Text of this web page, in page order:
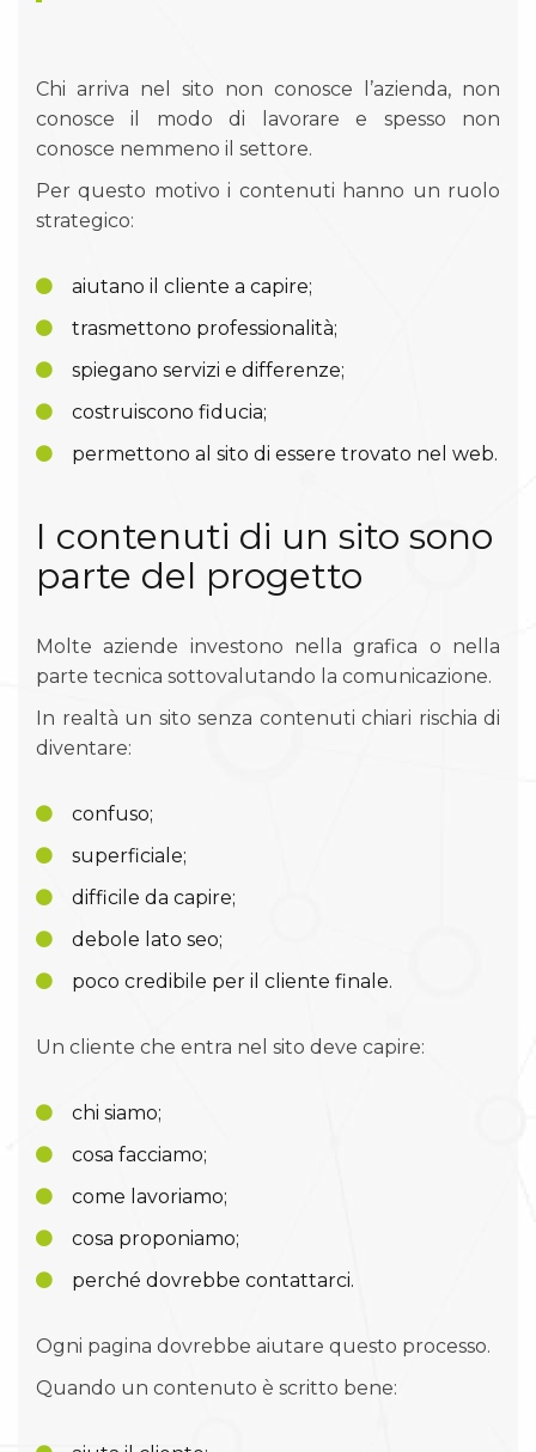
Chi arriva nel sito non conosce l’azienda, non
conosce il modo di lavorare e spesso non
conosce nemmeno il settore.
Per questo motivo i contenuti hanno un ruolo
strategico:
aiutano il cliente a capire;
trasmettono professionalità;
spiegano servizi e differenze;
costruiscono fiducia;
permettono al sito di essere trovato nel web.
I contenuti di un sito sono
parte del progetto
Molte aziende investono nella grafica o nella
parte tecnica sottovalutando la comunicazione.
In realtà un sito senza contenuti chiari rischia di
diventare:
confuso;
superficiale;
difficile da capire;
debole lato seo;
poco credibile per il cliente finale.
Un cliente che entra nel sito deve capire:
chi siamo;
cosa facciamo;
come lavoriamo;
cosa proponiamo;
perché dovrebbe contattarci.
Ogni pagina dovrebbe aiutare questo processo.
Quando un contenuto è scritto bene: